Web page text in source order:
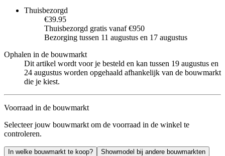
Thuisbezorgd
€39.95
Thuisbezorgd gratis vanaf €950
Bezorging tussen 11 augustus en 17 augustus
Ophalen in de bouwmarkt
Dit artikel wordt voor je besteld en kan tussen 19 augustus en
24 augustus worden opgehaald afhankelijk van de bouwmarkt
die je kiest.
Voorraad in de bouwmarkt
Selecteer jouw bouwmarkt om de voorraad in de winkel te
controleren.
In welke bouwmarkt te koop? Showmodel bij andere bouwmarkten